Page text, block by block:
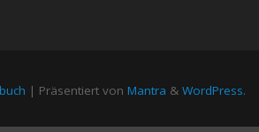
| Präsentiert von Mantra & WordPress.